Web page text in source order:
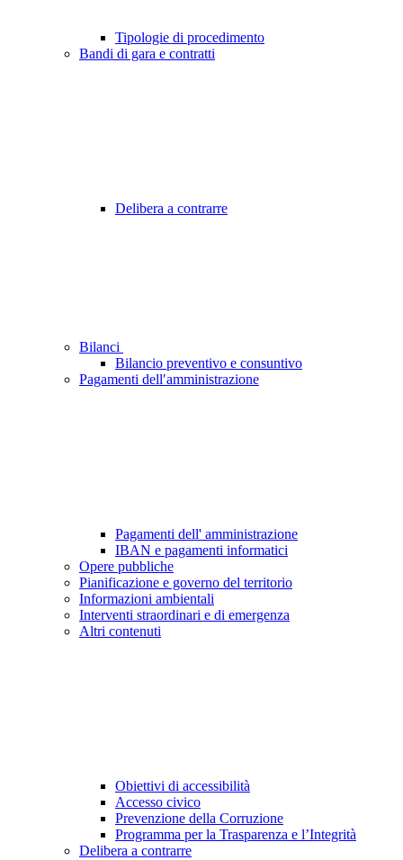
Tipologie di procedimento
Bandi di gara e contratti
Delibera a contrarre
Bilanci
Bilancio preventivo e consuntivo
Pagamenti dell′amministrazione
Pagamenti dell' amministrazione
IBAN e pagamenti informatici
Opere pubbliche
Pianificazione e governo del territorio
Informazioni ambientali
Interventi straordinari e di emergenza
Altri contenuti
Obiettivi di accessibilità
Accesso civico
Prevenzione della Corruzione
Programma per la Trasparenza e l’Integrità
Delibera a contrarre